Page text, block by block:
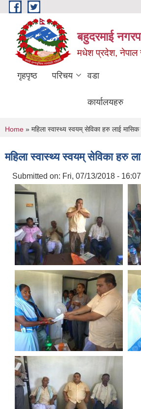
Skip to main content
बहुदरमाई
मधेश प्रदेश, नेपाल
गृहपृष्ठ परिचय वडा
कार्यालयहरु
You are here
Home » महिला स्वास्थ्य स्वयम् सेविका हरु लाई मासिक
महिला स्वास्थ्य स्वयम् सेविका हरु
Submitted on: Fri, 07/13/2018 - 16:07